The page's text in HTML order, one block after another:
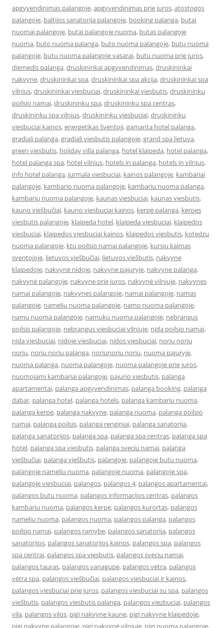
apgyvendinimas palangoje,apgyvendinimas prie juros,atostogos
palangoje, baltijos sanatorija palangoje, booking palanga, butai
nuomai palangoje, butai palangoje nuoma, butas palangoje
nuoma, buto nuoma palanga, buto nuoma palangoje, butų nuoma
palangoje, butu nuoma palangoje vasarai, butu nuoma prie juros,
diemedis palanga,druskininkai apgyvendinimas,druskininkai
nakvyne,druskininkai spa,druskininkai spa akcija,druskininkai spa
vilnius,druskininkai viesbuciai,druskininkai viesbutis,druskininku
poilsio namai,druskininku spa,druskininku spa centras,
druskininku spa vilnius,druskininku viesbuciai,druskininku
viesbuciai kainos,energetikas šventoji,gamanta hotel palanga,
gradiali palanga,gradiali viesbutis palangoje,grand spa lietuva,
green viesbutis, holiday villa palanga, hotel klaipeda, hotel palanga,
hotel palanga spa, hotel vilnius, hotels in palanga, hotels in vilnius,
info hotel palanga, jurmala viesbuciai, kainos palangoje, kambariai
palangoje, kambario nuoma palangoje, kambariu nuoma palanga,
kambarių nuoma palangoje, kaunas viesbuciai, kaunas viesbutis,
kauno viešbučiai, kauno viesbuciai kainos, kerpė palanga, kerpes
viesbutis palangoje, klaipeda hotel, klaipeda viesbuciai, klaipedos
viesbuciai, klaipedos viesbuciai kainos, klaipedos viesbutis, kotedzu
nuoma palangoje, ktu poilsio namai palangoje, kursiu kaimas
sventojoje, lietuvos viešbučiai, lietuvos viešbutis, nakvyne
klaipedoje, nakvynė nidoje, nakvyne pajuryje, nakvyne palanga,
nakvynė palangoje, nakvyne prie juros, nakvynė vilniuje, nakvynes
namai palangoje, nakvynes palangoje, namai palangoje, namas
palangoje, namelių nuoma palangoje, namo nuoma palangoje,
namu nuoma palangoje, namuku nuoma palangoje, nebrangus
poilsis palangoje, nebrangus viesbuciai vilniuje, nida poilsio namai,
nida viesbuciai, nidoje viesbuciai, nidos viesbuciai, noriu noriu
noriu, noriu noriu palanga, noriunoriu noriu, nuoma pajuryje,
nuoma palanga, nuoma palangoje, nuoma palangoje prie juros,
nuomojami kambariai palangoje, pajurio viesbutis, palanga
apartamentai, palanga apgyvendinimas, palanga booking, palanga
dabar, palanga hotel, palanga hotels, palanga kambariu nuoma,
palanga kerpe, palanga nakvyne, palanga nuoma, palanga poilsio
namai, palanga poilsis, palanga renginiai, palanga sanatorija,
palanga sanatorijos, palanga spa, palanga spa centras, palanga spa
hotel, palanga spa viesbutis, palanga sveciu namai, palanga
viešbučiai, palanga viešbutis, palangoje, palangoje butu nuoma,
palangoje nameliu nuoma, palangoje nuoma, palangoje spa,
palangoje viesbuciai, palangos, palangos 4, palangos apartamentai,
palangos butu nuoma, palangos informacijos centras, palangos
kambariu nuoma, palangos kerpe, palangos kurortas, palangos
nameliu nuoma, palangos nuoma, palangos palanga, palangos
poilsio namai, palangos ramybe, palangos sanatorija, palangos
sanatorijos, palangos sanatorijos kainos, palangos spa, palangos
spa centrai, palangos spa viesbutis, palangos sveciu namai,
palangos tauras, palangos vanagupe, palangos vėtra, palangos
vėtra spa, palangos viešbučiai, palangos viesbuciai ir kainos,
palangos viesbuciai prie juros, palangos viesbuciai su spa, palangos
viešbutis, palangos viesbutis palanga, palangos viezbuciai, palangos
vila, palangos vilos, pigi nakvyne kaune, pigi nakvyne klaipedoje,
pigi nakvyne palangoje, pigi nakvynė vilniuje, pigi nuoma palangoje,